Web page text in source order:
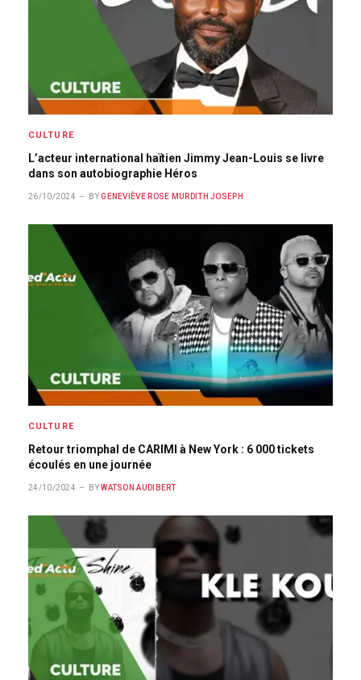
CULTURE
L’acteur international haïtien Jimmy Jean-Louis se livre
dans son autobiographie Héros
26/10/2024 BY GENEVIÈVE ROSE MURDITH JOSEPH
CULTURE
Retour triomphal de CARIMI à New York : 6 000 tickets
écoulés en une journée
24/10/2024 BY WATSON AUDIBERT